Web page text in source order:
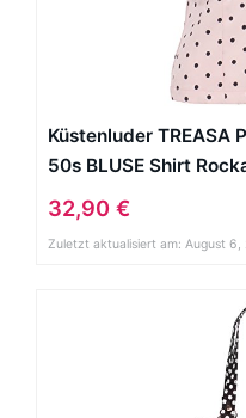
Küstenluder TREASA
50s BLUSE Shirt
32,90 €
Zuletzt aktualisiert am: August 6,